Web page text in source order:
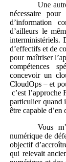
Une
nécessaire pour
d’information
d’ailleurs le
interministériels.
d’effectifs et de
pour maîtriser
compétences
concevoir un
CloudOps – et
c’est
particulier quand
être capable
Vous
numérique de
objectif
qui relevait